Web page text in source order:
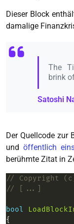
Dieser Block
damalige
The
brink
Satoshi
Der Quellcode zur
undöffentlich
berühmte Zitat in
bool